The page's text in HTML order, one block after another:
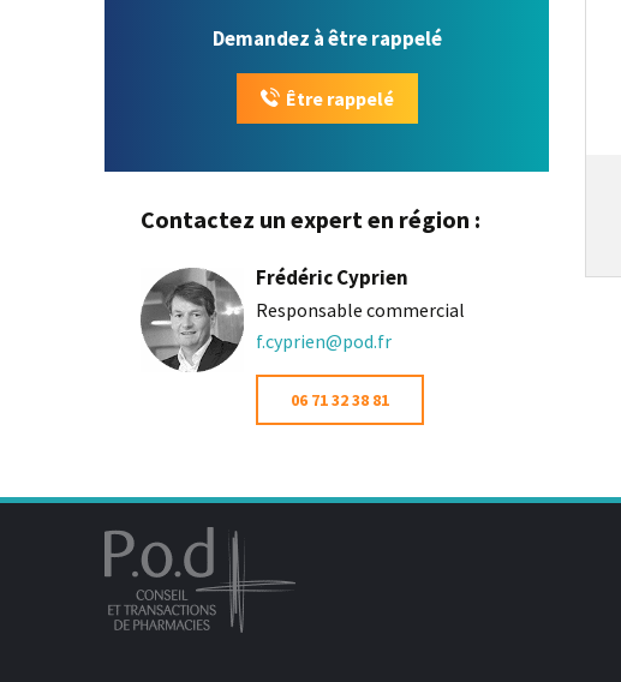
Demandez à être rappelé
Être rappelé
Contactez un expert en région :
Frédéric Cyprien
Responsable commercial
f.cyprien@pod.fr
06 71 32 38 81